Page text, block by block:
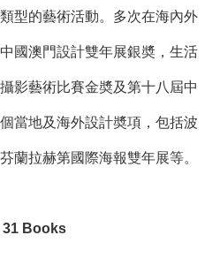
型的藝術活動。多次在海內外
國澳門設計雙年展銀奬，生活
影藝術比賽金奬及第十八屆中
當地及海外設計奬項，包括波
蘭拉赫第國際海報雙年展等。
Books